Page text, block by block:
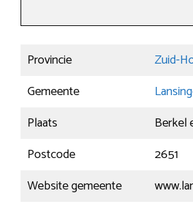
Provincie
Zuid-
Gemeente
Plaats
Berkel
Postcode
2651
Website gemeente